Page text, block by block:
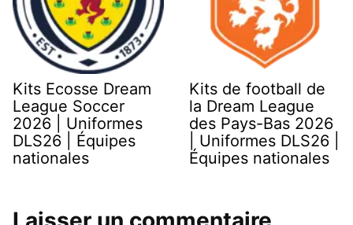
Kits Ecosse Dream
League Soccer
2026 | Uniformes
DLS26 | Équipes
nationales
Kits de football de
la Dream League
des Pays-Bas 2026
| Uniformes DLS26 |
Équipes nationales